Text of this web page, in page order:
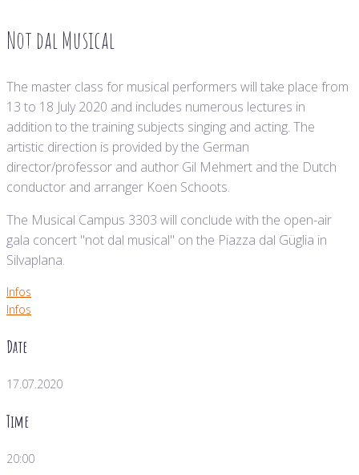
Not dal Musical
The master class for musical performers will take place from
13 to 18 July 2020 and includes numerous lectures in
addition to the training subjects singing and acting. The
artistic direction is provided by the German
director/professor and author Gil Mehmert and the Dutch
conductor and arranger Koen Schoots.
The Musical Campus 3303 will conclude with the open-air
gala concert "not dal musical" on the Piazza dal Güglia in
Silvaplana.
Infos
Infos
Date
17.07.2020
Time
20:00